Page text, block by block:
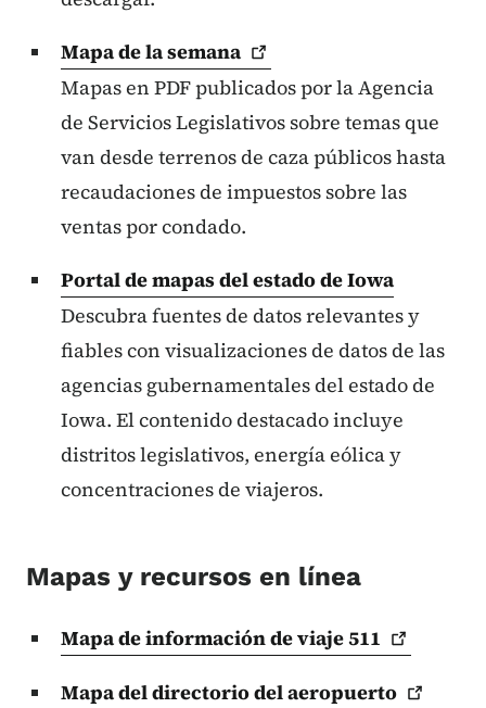
Mapa de lasemana
Mapas en PDF publicados por la Agencia
de Servicios Legislativos sobre temas que
van desde terrenos de caza públicos hasta
recaudaciones de impuestos sobre las
ventas por condado.
Portal de mapas del estado de Iowa
Descubra fuentes de datos relevantes y
fiables con visualizaciones de datos de las
agencias gubernamentales del estado de
Iowa. El contenido destacado incluye
distritos legislativos, energía eólica y
concentraciones de viajeros.
Mapas y recursos en línea
Mapa de información de viaje511
Mapa del directorio delaeropuerto